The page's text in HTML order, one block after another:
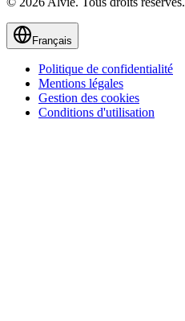
Français
Politique de confidentialité
Mentions légales
Gestion des cookies
Conditions d'utilisation